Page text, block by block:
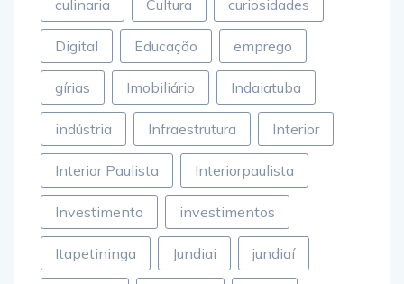
culinaria Cultura curiosidades
Digital Educação emprego
gírias Imobiliário Indaiatuba
indústria Infraestrutura Interior
Interior Paulista Interiorpaulista
Investimento investimentos
Itapetininga Jundiai jundiaí